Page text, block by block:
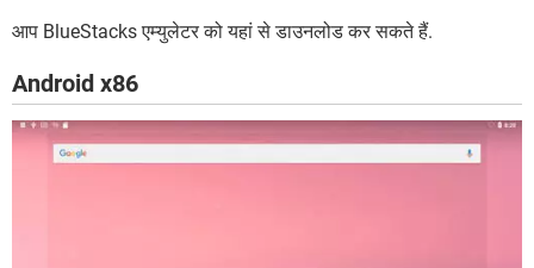
आप BlueStacks एम्युलेटर को यहां से डाउनलोड कर सकते हैं.
Android x86